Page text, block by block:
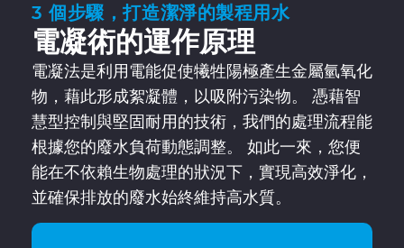
3 個步驟，打造潔淨的製程用水
電凝術的運作原理
電凝法是利用電能促使犧牲陽極產生金屬氫氧化
物，藉此形成絮凝體，以吸附污染物。 憑藉智
慧型控制與堅固耐用的技術，我們的處理流程能
根據您的廢水負荷動態調整。 如此一來，您便
能在不依賴生物處理的狀況下，實現高效淨化，
並確保排放的廢水始終維持高水質。